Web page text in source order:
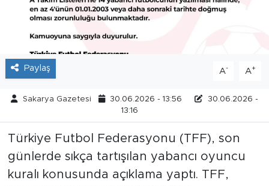
Paylaş A- A+
Sakarya Gazetesi 30.06.2026 - 13:56
30.06.2026 -
13:16
Türkiye Futbol Federasyonu (TFF), son
günlerde sıkça tartışılan yabancı oyuncu
kuralı konusunda açıklama yaptı. TFF,
Foto Şaka
Teknoloji
Politika